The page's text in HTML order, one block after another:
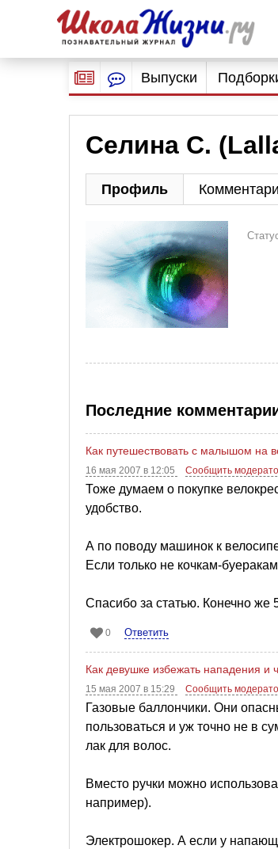
Выпуски
Селина С.
Профиль
Последние
Как путешествовать с малышом на
16 мая 2007 в 12:05 Сообщить
Тоже думаем о покупке
удобство.
А по поводу машинок к
Если только не кочкам-
Спасибо за статью. Конечно же
0 Ответить
Как девушке избежать нападения и
15 мая 2007 в 15:29 Сообщить
Газовые баллончики. Они
пользоваться и уж точно не в
лак для волос.
Вместо ручки можно
например).
Электрошокер. А если у